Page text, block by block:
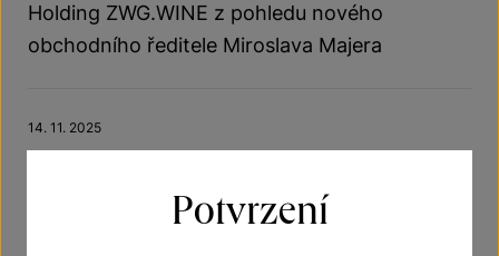
Holding ZWG.WINE z pohledu nového
obchodního ředitele Miroslava Majera
14. 11. 2025
Potvrzení